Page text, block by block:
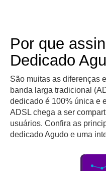
Por que
Dedicado
São muitas as diferenças
banda larga tradicional
dedicado é 100% única e
ADSL chega a ser
usuários. Confira as
dedicado Agudo e uma